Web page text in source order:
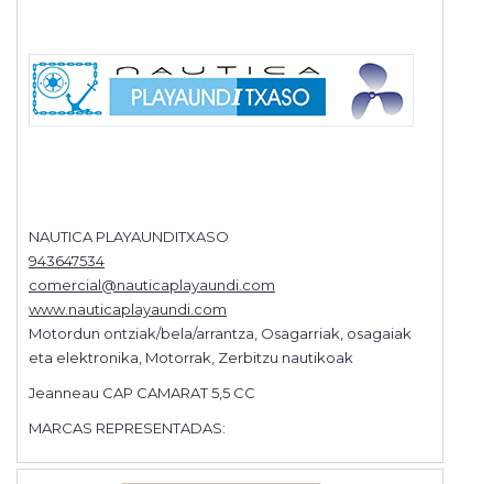
NAUTICA PLAYAUNDITXASO
943647534
comercial@nauticaplayaundi.com
www.nauticaplayaundi.com
Motordun ontziak/bela/arrantza, Osagarriak, osagaiak
eta elektronika, Motorrak, Zerbitzu nautikoak
Jeanneau CAP CAMARAT 5,5 CC
MARCAS REPRESENTADAS: